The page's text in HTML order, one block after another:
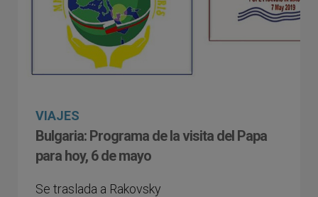
VIAJES
Bulgaria: Programa de la visita del Papa
para hoy, 6 de mayo
Se traslada a Rakovsky